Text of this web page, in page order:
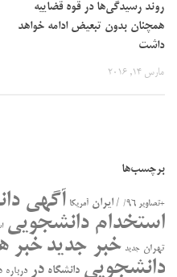
روند رسیدگی‌ها در قوه قضاییه
همچنان بدون تبعیض ادامه خواهد
داشت
مارس 14, 2016
برچسب‌ها
+تصاویر ۹۶/ / ایران آمریکا آگهی
استخدام دانشجویی
تهران جدید خبر جدید خبر
دانشجویی دانشگاه در درباره